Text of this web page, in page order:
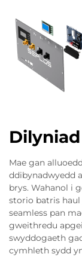
Mae gan
ddibynadwyedd
brys. Wahanol i
storio batris
seamless pan
gweithredu
swyddogaeth
cymhleth sydd